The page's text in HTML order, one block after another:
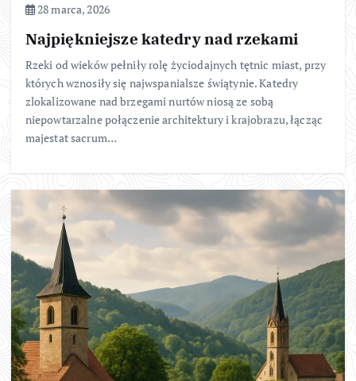
28 marca, 2026
Najpiękniejsze katedry nad rzekami
Rzeki od wieków pełniły rolę życiodajnych tętnic miast, przy
których wznosiły się najwspanialsze świątynie. Katedry
zlokalizowane nad brzegami nurtów niosą ze sobą
niepowtarzalne połączenie architektury i krajobrazu, łącząc
majestat sacrum…